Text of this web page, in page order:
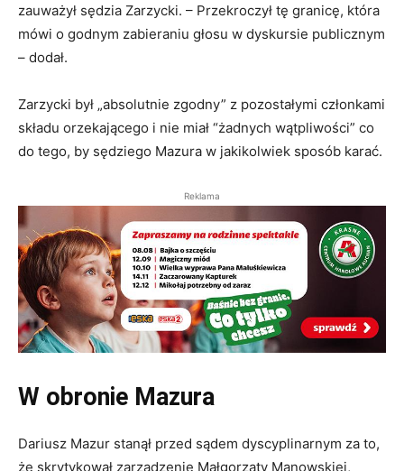
zauważył sędzia Zarzycki. – Przekroczył tę granicę, która
mówi o godnym zabieraniu głosu w dyskursie publicznym
– dodał.
Zarzycki był „absolutnie zgodny” z pozostałymi członkami
składu orzekającego i nie miał “żadnych wątpliwości” co
do tego, by sędziego Mazura w jakikolwiek sposób karać.
Reklama
W obronie Mazura
Dariusz Mazur stanął przed sądem dyscyplinarnym za to,
że skrytykował zarządzenie Małgorzaty Manowskiej,